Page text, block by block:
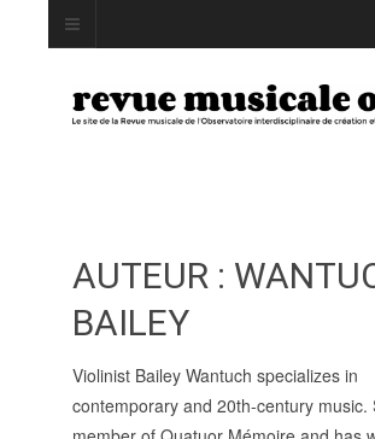
INDEX
AUTEUR·RICE·S
MOTS CLÉS
AUTEUR :
BAILEY
Violinist Bailey Wantuch specializes in
contemporary and 20th-century music.